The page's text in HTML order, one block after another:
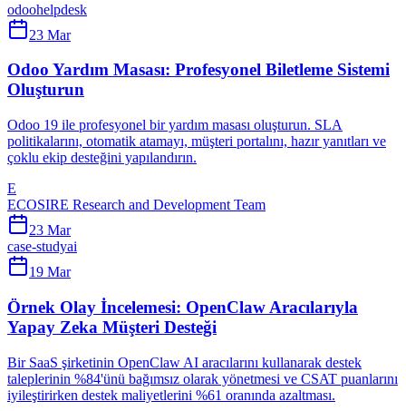
odoohelpdesk
23 Mar
Odoo Yardım Masası: Profesyonel Biletleme Sistemi
Oluşturun
Odoo 19 ile profesyonel bir yardım masası oluşturun. SLA
politikalarını, otomatik atamayı, müşteri portalını, hazır yanıtları ve
çoklu ekip desteğini yapılandırın.
E
ECOSIRE Research and Development Team
23 Mar
case-studyai
19 Mar
Örnek Olay İncelemesi: OpenClaw Aracılarıyla
Yapay Zeka Müşteri Desteği
Bir SaaS şirketinin OpenClaw AI aracılarını kullanarak destek
taleplerinin %84'ünü bağımsız olarak yönetmesi ve CSAT puanlarını
iyileştirirken destek maliyetlerini %61 oranında azaltması.